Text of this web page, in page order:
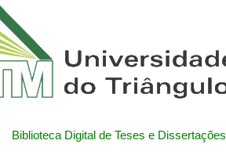
Biblioteca Digital de Teses e Dissertações